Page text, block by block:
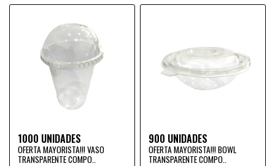
1000 UNIDADES
OFERTA MAYORISTA!!! VASO
TRANSPARENTE COMPO..
900 UNIDADES
OFERTA MAYORISTA!!! BOWL
TRANSPARENTE COMPO..